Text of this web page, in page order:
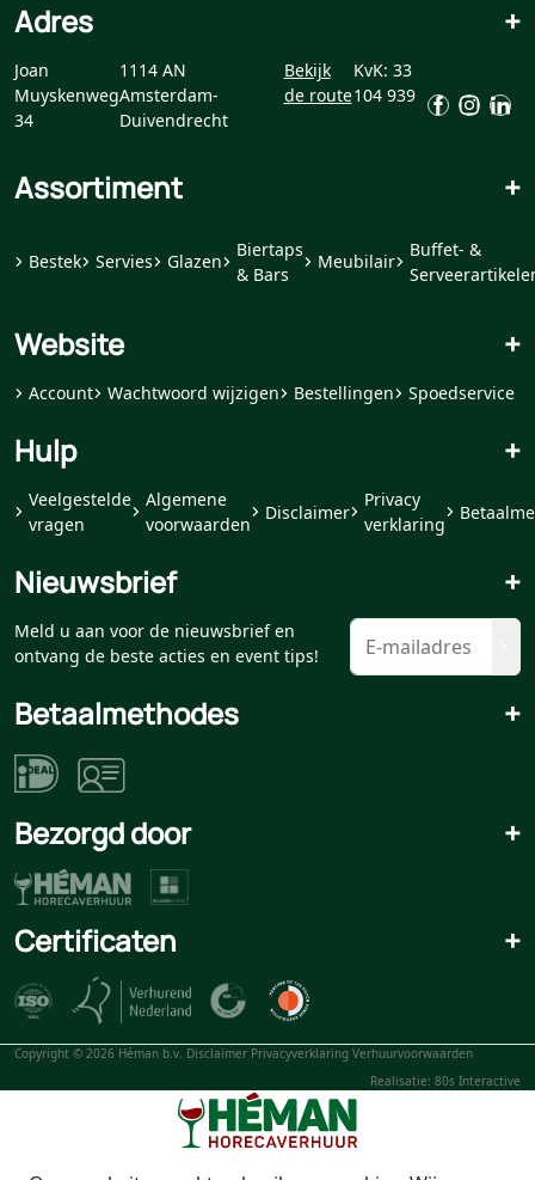
Adres +
Joan
Muyskenweg
34
1114 AN
Amsterdam-
Duivendrecht
Bekijk
de route
KvK: 33
104 939
Assortiment +
Bestek Servies Glazen
Biertaps
& Bars
Meubilair
Buffet- &
Website +
Account Wachtwoord wijzigen Bestellingen Spoedservice
Hulp +
Veelgestelde
vragen
Algemene
voorwaarden
Disclaimer
Privacy
verklaring
Nieuwsbrief +
Meld u aan voor de nieuwsbrief en
ontvang de beste acties en event tips!
Betaalmethodes +
Bezorgd door +
Certificaten +
Copyright © 2026 Héman b.v. Disclaimer Privacyverklaring Verhuurvoorwaarden
Realisatie: 80s Interactive